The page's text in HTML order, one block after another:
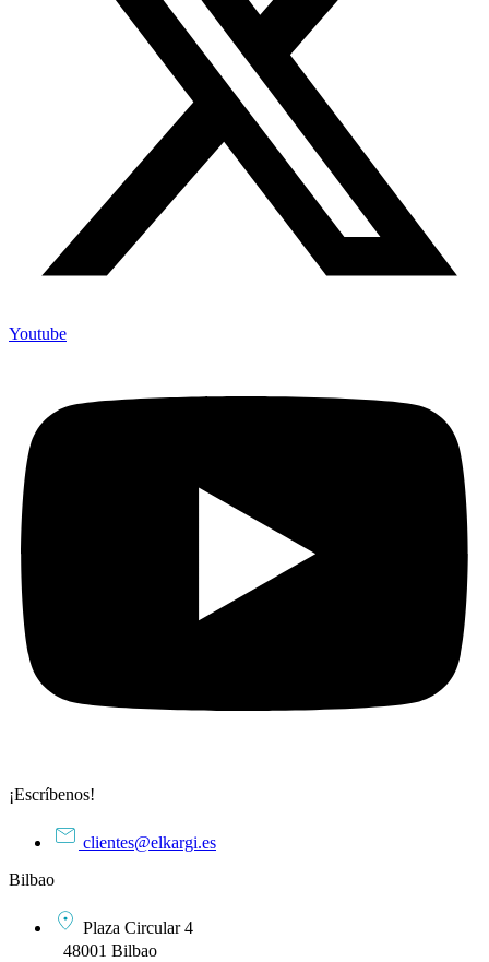
Youtube
¡Escríbenos!
clientes@elkargi.es
Bilbao
Plaza Circular 4
48001 Bilbao